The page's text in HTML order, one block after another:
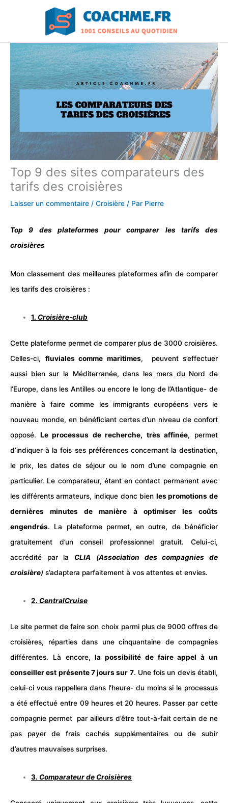
Top 9 des sites comparateurs des
tarifs des croisières
Laisser un commentaire / Croisière / Par Pierre
Top 9 des plateformes pour comparer les tarifs des
croisières
Mon classement des meilleures plateformes afin de comparer
les tarifs des croisières :
1. Croisière-club
Cette plateforme permet de comparer plus de 3000 croisières.
Celles-ci, fluviales comme maritimes, peuvent s’effectuer
aussi bien sur la Méditerranée, dans les mers du Nord de
l’Europe, dans les Antilles ou encore le long de l’Atlantique- de
manière à faire comme les immigrants européens vers le
nouveau monde, en bénéficiant certes d’un niveau de confort
opposé. Le processus de recherche, très affinée, permet
d’indiquer à la fois ses préférences concernant la destination,
le prix, les dates de séjourou le nom d’une compagnie en
particulier. Le comparateur, étant en contact permanent avec
les différents armateurs, indique donc bien les promotions de
dernières minutes de manière à optimiser les coûts
engendrés. La plateforme permet, en outre, de bénéficier
gratuitement d’un conseil professionnel gratuit. Celui-ci,
accrédité par la
CLIA (Association des compagnies de
croisière) s’adaptera parfaitement à vos attentes et envies.
2. CentralCruise
Le site permet de faire son choix parmi plus de 9000 offres de
croisières, réparties dans une cinquantaine de compagnies
différentes. Là encore,la possibilité de faire appel à un
conseiller est présente 7 jours sur 7. Une fois un devis établi,
celui-ci vous rappellera dans l’heure- du moins si le processus
a été effectué entre 09 heures et 20 heures. Passer par cette
compagnie permet par ailleurs d’être tout-à-fait certain de ne
pas payer de frais cachés supplémentaires ou de subir
d’autres mauvaises surprises.
3. Comparateur de Croisières